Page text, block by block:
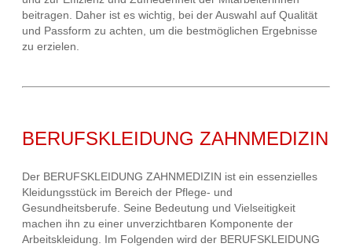
beitragen. Daher ist es wichtig, bei der Auswahl auf Qualität
und Passform zu achten, um die bestmöglichen Ergebnisse
zu erzielen.
BERUFSKLEIDUNG ZAHNMEDIZIN
Der BERUFSKLEIDUNG ZAHNMEDIZIN ist ein essenzielles
Kleidungsstück im Bereich der Pflege- und
Gesundheitsberufe. Seine Bedeutung und Vielseitigkeit
machen ihn zu einer unverzichtbaren Komponente der
Arbeitskleidung. Im Folgenden wird der BERUFSKLEIDUNG